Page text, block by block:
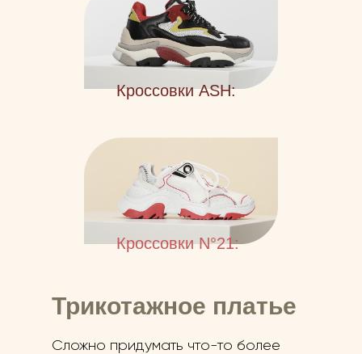
Кроссовки ASH:
Кроссовки N°21:
Трикотажное платье
Сложно придумать что-то более